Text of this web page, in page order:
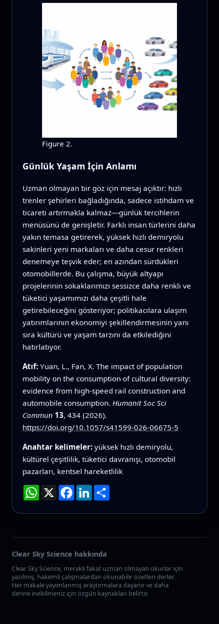
Figure 2.
Günlük Yaşam İçin Anlamı
Uzman olmayan bir göz için mesaj açıktır: hızlı
trenler şehirleri bağladığında, sadece istihdam ve
ticareti artırmakla kalmaz—günlük tercihlerin
menüsünü de genişletir. Farklı insan türlerini daha
yakın temasa getirerek, yüksek hızlı demiryolu
sakinleri yeni markaları ve daha cesur renkleri
denemeye teşvik eder; en azından sürdükleri
otomobillerde. Bu çalışma, büyük altyapı
projelerinin sokaklarımızı sessizce daha renkli ve
tüketici yaşamımızı daha çeşitli hale
getirebileceğini gösteriyor; politikacılara ulaşım
yatırımlarının ekonomiyi şekillendirmesinin yanı
sıra kültürü ve yaşam tarzını da etkilediğini
hatırlatıyor.
Atıf: Yuan, L., Fan, X. The impact of population
mobility on the consumption of cultural diversity:
evidence from high-speed rail construction and
automobile consumption. Humanit Soc Sci
Commun 13, 434 (2026).
https://doi.org/10.1057/s41599-026-06675-5
Anahtar kelimeler: yüksek hızlı demiryolu,
kültürel çeşitlilik, tüketici davranışı, otomobil
pazarları, kentsel hareketlilik
WhatsApp
X Facebook
LinkedInPaylaş
Clear Sky Science hakkında
Clear Sky Science, meraklı fakat uzman olmayan okurlar için
yazılmış, hakemli çalışmalardan okunabilir özetleri derler.
Her makale yayımlanmış araştırmalara dayanır ve daha
derine inebilmeniz için özgün kaynakları belirtir.